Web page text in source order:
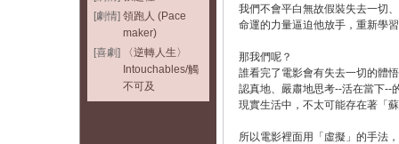
[劇情] 領跑人 (Pace
maker)
[喜劇]
〈逆轉人生〉
Intouchables/觸
不可及
我們不會平白無故假裝失去一切
命運的力量逼迫他放手，重新學
那我們呢？
誰看完了電影會有失去一切的體
認真地、嚴肅地思考--活在當下--
現實生活中，不太可能存在著「
所以電影裡面用「虛擬」的手法